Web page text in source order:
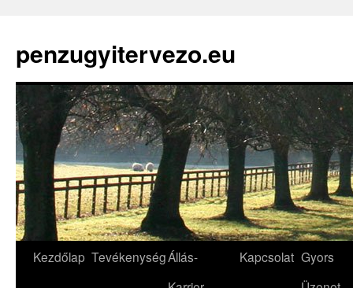
penzugyitervezo.eu
Kezdőlap TevékenységÁllás-
Kapcsolat Gyors